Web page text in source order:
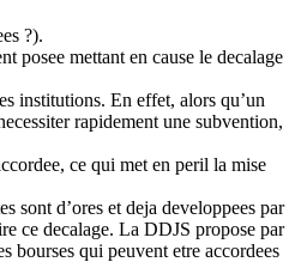
?).
posee mettant en cause le decalage
institutions. En effet, alors qu’un
rapidement une subvention,
ce qui met en peril la mise
sont d’ores et deja developpees par
ce decalage. La DDJS propose par
bourses qui peuvent etre accordees